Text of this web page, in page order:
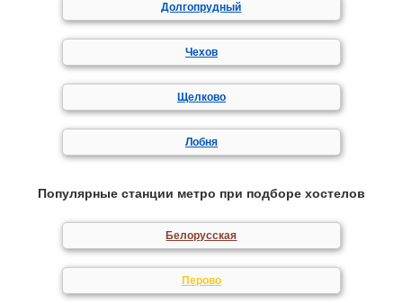
Долгопрудный
Чехов
Щелково
Лобня
Популярные станции метро при подборе хостелов
Белорусская
Перово